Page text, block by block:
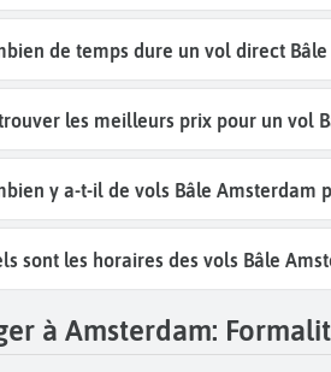
de temps dure un vol direct
les meilleurs prix pour un vol
y a-t-il de vols Bâle Amsterdam
sont les horaires des vols Bâle
à Amsterdam: